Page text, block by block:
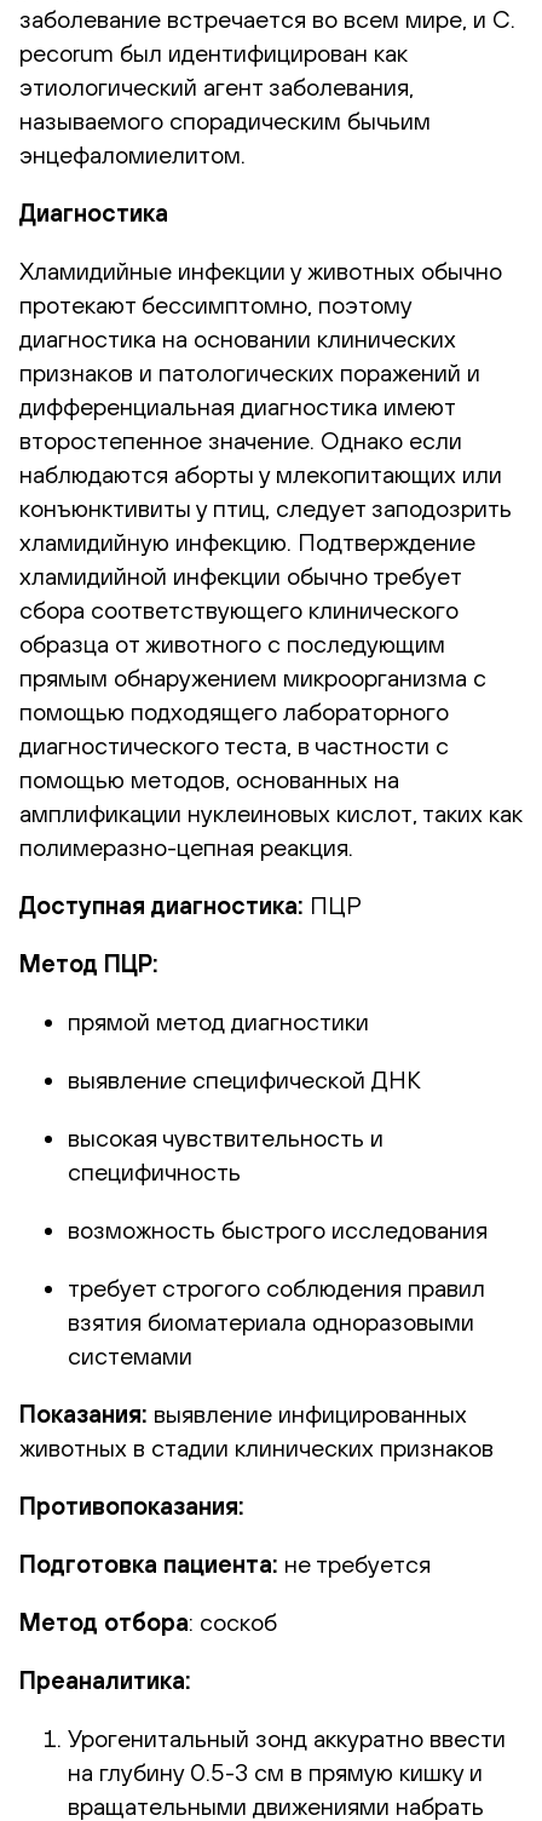
заболевание встречается во всем мире, и C.
pecorum был идентифицирован как
этиологический агент заболевания,
называемого спорадическим бычьим
энцефаломиелитом.
Диагностика
Хламидийные инфекции у животных обычно
протекают бессимптомно, поэтому
диагностика на основании клинических
признаков и патологических поражений и
дифференциальная диагностика имеют
второстепенное значение. Однако если
наблюдаются аборты у млекопитающих или
конъюнктивиты у птиц, следует заподозрить
хламидийную инфекцию. Подтверждение
хламидийной инфекции обычно требует
сбора соответствующего клинического
образца от животного с последующим
прямым обнаружением микроорганизма с
помощью подходящего лабораторного
диагностического теста, в частности с
помощью методов, основанных на
амплификации нуклеиновых кислот, таких как
полимеразно-цепная реакция.
Доступная диагностика: ПЦР
Метод ПЦР:
прямой метод диагностики
выявление специфической ДНК
высокая чувствительность и
специфичность
возможность быстрого исследования
требует строгого соблюдения правил
взятия биоматериала одноразовыми
системами
Показания: выявление инфицированных
животных в стадии клинических признаков
Противопоказания:
Подготовка пациента: не требуется
Метод отбора: соскоб
Преаналитика:
Урогенитальный зонд аккуратно ввести
на глубину 0.5-3 см в прямую кишку и
вращательными движениями набрать